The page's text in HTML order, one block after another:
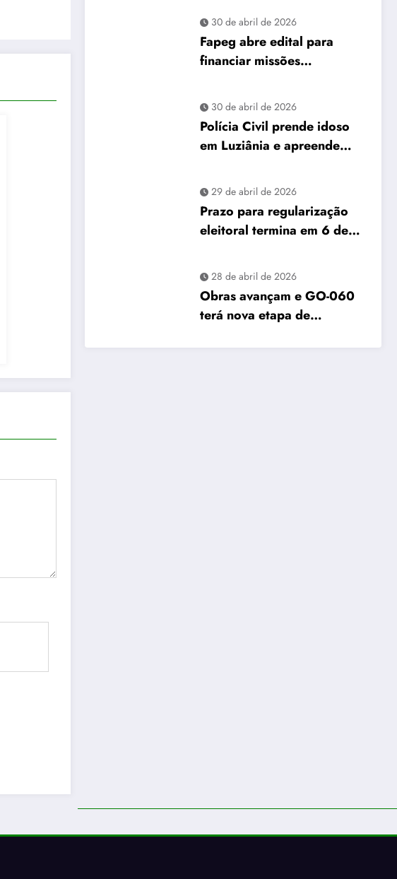
30 de abril de 2026
Fapeg abre edital para
financiar missões
graduandos de Goiás
30 de abril de 2026
Polícia Civil prende idoso
em Luziânia e apreende
destinados a caminhoneiros
29 de abril de 2026
Prazo para regularização
eleitoral termina em 6 de
alerta em Goiás
28 de abril de 2026
Obras avançam e GO-060
terá nova etapa de
Goiânia–Trindade a partir